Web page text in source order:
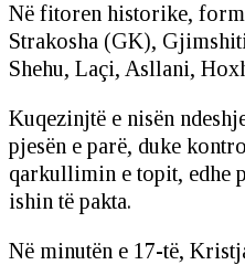
Në fitoren historike,
Strakosha (GK),
Shehu, Laçi, Asllani,
Kuqezinjtë e nisën
pjesën e parë, duke
qarkullimin e topit, edhe
ishin të pakta.
Në minutën e 17-të,